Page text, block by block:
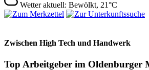
Wetter aktuell: Bewölkt, 21°C
Zwischen High Tech und Handwerk
Top Arbeitgeber im Oldenburger